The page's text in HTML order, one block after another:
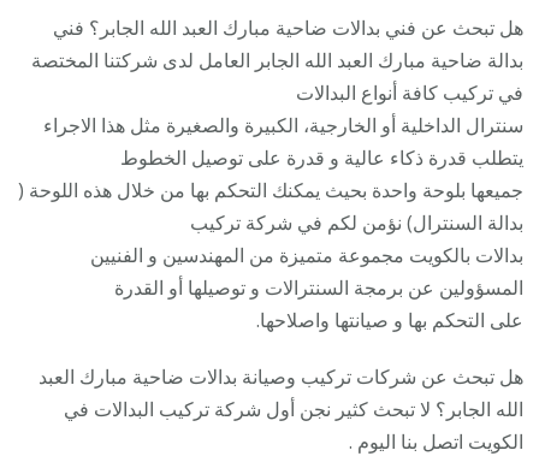
هل تبحث عن فني بدالات ضاحية مبارك العبد الله الجابر؟ فني
بدالة ضاحية مبارك العبد الله الجابر العامل لدى شركتنا المختصة
في تركيب كافة أنواع البدالات
سنترال الداخلية أو الخارجية، الكبيرة والصغيرة مثل هذا الاجراء
يتطلب قدرة ذكاء عالية و قدرة على توصيل الخطوط
جميعها بلوحة واحدة بحيث يمكنك التحكم بها من خلال هذه اللوحة (
بدالة السنترال) نؤمن لكم في شركة تركيب
بدالات بالكويت مجموعة متميزة من المهندسين و الفنيين
المسؤولين عن برمجة السنترالات و توصيلها أو القدرة
على التحكم بها و صيانتها واصلاحها.
هل تبحث عن شركات تركيب وصيانة بدالات ضاحية مبارك العبد
الله الجابر؟ لا تبحث كثير نجن أول شركة تركيب البدالات في
الكويت اتصل بنا اليوم .